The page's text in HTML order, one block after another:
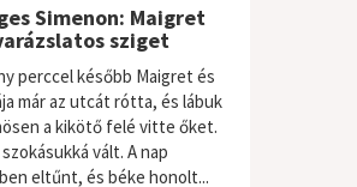
Simenon: Maigret
sziget
perccel később Maigret és
már az utcát rótta, és lábuk
a kikötő felé vitte őket.
szokásukká vált. A nap
eltűnt, és béke honolt...